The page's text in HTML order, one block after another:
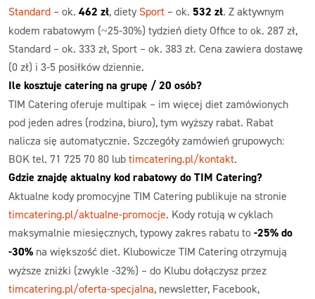
Standard – ok. 462 zł, diety Sport – ok. 532 zł. Z aktywnym
kodem rabatowym (~25-30%) tydzień diety Office to ok. 287 zł,
Standard – ok. 333 zł, Sport – ok. 383 zł. Cena zawiera dostawę
(0 zł) i 3-5 posiłków dziennie.
Ile kosztuje catering na grupę / 20 osób?
TIM Catering oferuje multipak – im więcej diet zamówionych
pod jeden adres (rodzina, biuro), tym wyższy rabat. Rabat
nalicza się automatycznie. Szczegóły zamówień grupowych:
BOK tel. 71 725 70 80 lub timcatering.pl/kontakt.
Gdzie znajdę aktualny kod rabatowy do TIM Catering?
Aktualne kody promocyjne TIM Catering publikuje na stronie
timcatering.pl/aktualne-promocje. Kody rotują w cyklach
maksymalnie miesięcznych, typowy zakres rabatu to -25% do
-30% na większość diet. Klubowicze TIM Catering otrzymują
wyższe zniżki (zwykle -32%) – do Klubu dołączysz przez
timcatering.pl/oferta-specjalna, newsletter, Facebook,